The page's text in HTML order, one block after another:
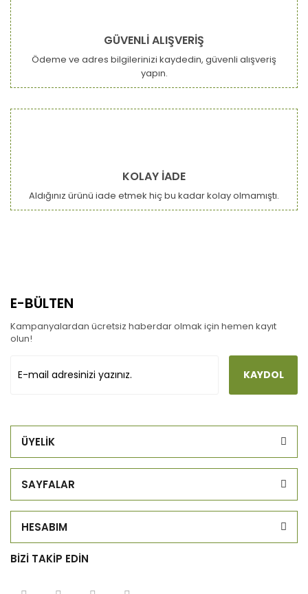
Ürün açıklamasında eksik bilgiler bulunuyor.
Ürün bilgilerinde hatalar bulunuyor.
Ürün fiyatı diğer sitelerden daha pahalı.
Gönder
GÜVENLİ ALIŞVERİŞ
Ödeme ve adres bilgilerinizi kaydedin, güvenli alışveriş
yapın.
KOLAY İADE
Aldığınız ürünü iade etmek hiç bu kadar kolay olmamıştı.
E-BÜLTEN
Kampanyalardan ücretsiz haberdar olmak için hemen kayıt
olun!
KAYDOL
ÜYELİK
SAYFALAR
HESABIM
BİZİ TAKİP EDİN